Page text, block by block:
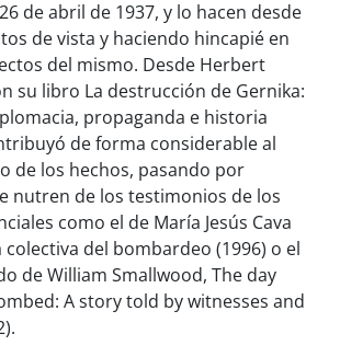
de abril de 1937, y lo hacen desde
de vista y haciendo hincapié en
del mismo. Desde Herbert
su libro La destrucción de Gernika:
propaganda e historia
de forma considerable al
de los hechos, pasando por
nutren de los testimonios de los
como el de María Jesús Cava
colectiva del bombardeo (1996) o el
de William Smallwood, The day
A story told by witnesses and